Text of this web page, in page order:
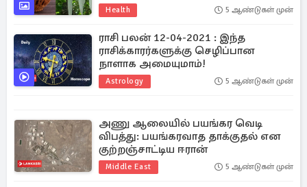
Health 5 ஆண்டுகள் முன்
ராசி பலன் 12-04-2021 : இந்த
ராசிக்காரர்களுக்கு செழிப்பான
நாளாக அமையுமாம்!
Astrology 5 ஆண்டுகள் முன்
அணு ஆலையில் பயங்கர வெடி
விபத்து: பயங்கரவாத தாக்குதல் என
குற்றஞ்சாட்டிய ஈரான்
Middle East 5 ஆண்டுகள் முன்